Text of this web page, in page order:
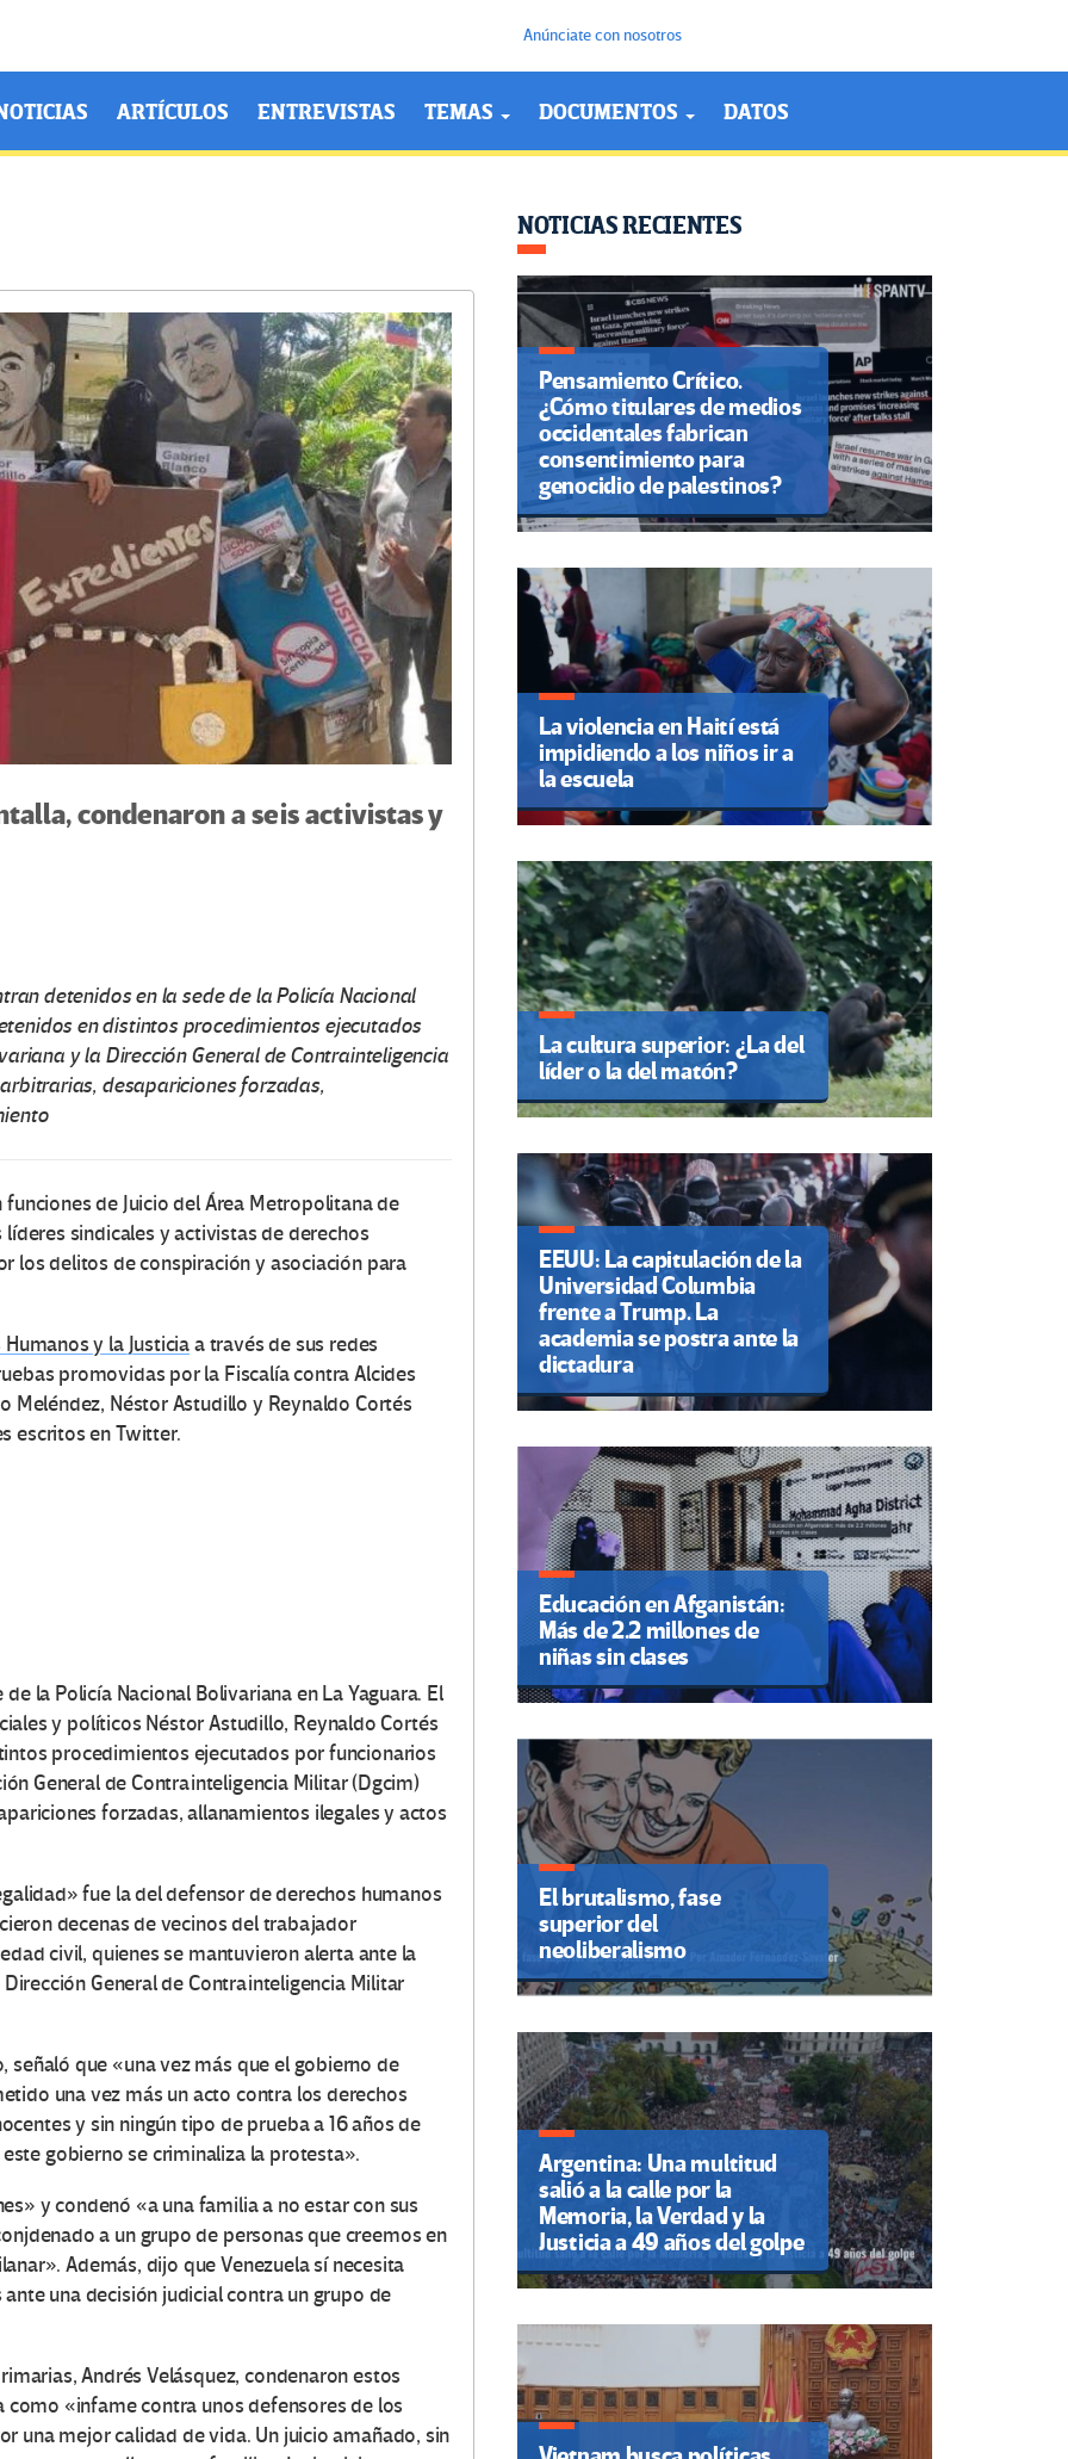
Anúnciate con nosotros
ARTÍCULOS ENTREVISTAS TEMAS DOCUMENTOS DATOS
condenaron a seis activistas y
detenidos en la sede de la Policía Nacional
en distintos procedimientos ejecutados
y la Dirección General de Contrainteligencia
desapariciones forzadas,
de Juicio del Área Metropolitana de
líderes sindicales y activistas de derechos
los delitos de conspiración y asociación para
y la Justiciaa través de sus redes
promovidas por la Fiscalía contra Alcides
Meléndez, Néstor Astudillo y Reynaldo Cortés
escritos en Twitter.
la Policía Nacional Bolivariana en La Yaguara. El
y políticos Néstor Astudillo, Reynaldo Cortés
procedimientos ejecutados por funcionarios
General de Contrainteligencia Militar (Dgcim)
forzadas, allanamientos ilegales y actos
fue la del defensor de derechos humanos
decenas de vecinos del trabajador
civil, quienes se mantuvieron alerta ante la
General de Contrainteligencia Militar
señaló que «una vez más que el gobierno de
una vez más un acto contra los derechos
y sin ningún tipo de prueba a 16 años de
gobierno se criminaliza la protesta».
y condenó «a una familia a no estar con sus
a un grupo de personas que creemos en
Además, dijo que Venezuela sí necesita
una decisión judicial contra un grupo de
Andrés Velásquez, condenaron estos
como «infame contra unos defensores de los
una mejor calidad de vida. Un juicio amañado, sin
NOTICIAS RECIENTES
Pensamiento Crítico.
¿Cómo titulares de medios
occidentales fabrican
consentimiento para
genocidio de palestinos?
La violencia en Haití está
impidiendo a los niños ir a
la escuela
La cultura superior: ¿La del
líder o la del matón?
EEUU: La capitulación de la
Universidad Columbia
frente a Trump. La
academia se postra ante la
dictadura
Educación en Afganistán:
Más de 2.2 millones de
niñas sin clases
El brutalismo, fase
superior del
neoliberalismo
Argentina: Una multitud
salió a la calle por la
Memoria, la Verdad y la
Justicia a 49 años del golpe